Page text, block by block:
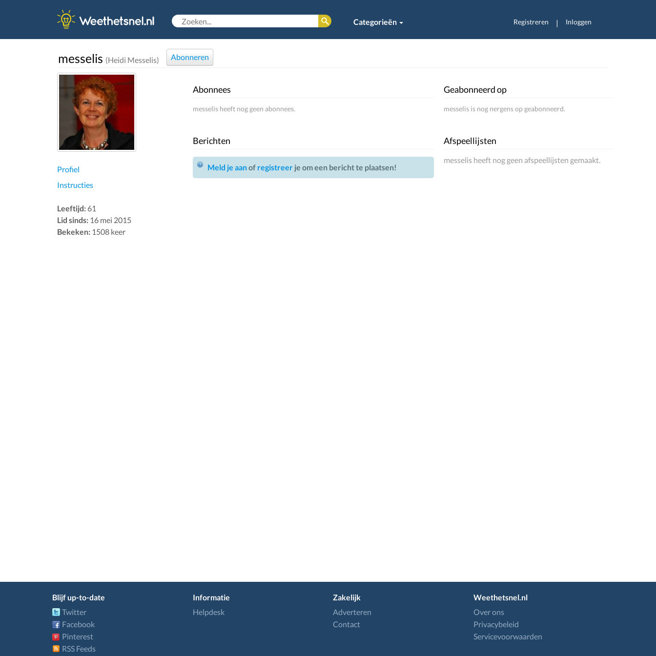
Categorieën Registreren | Inloggen
messelis (Heidi Messelis) Abonneren
Profiel
Instructies
Leeftijd: 61
Lid sinds: 16 mei 2015
Bekeken: 1508 keer
Abonnees
messelis heeft nog geen abonnees.
Berichten
Meld je aanof registreerje om een bericht te plaatsen!
Geabonneerd op
messelis is nog nergens op geabonneerd.
Afspeellijsten
messelis heeft nog geen afspeellijsten gemaakt.
Blijf up-to-date
Twitter
Facebook
Pinterest
RSS Feeds
Informatie
Helpdesk
Zakelijk
Adverteren
Contact
Weethetsnel.nl
Over ons
Privacybeleid
Servicevoorwaarden